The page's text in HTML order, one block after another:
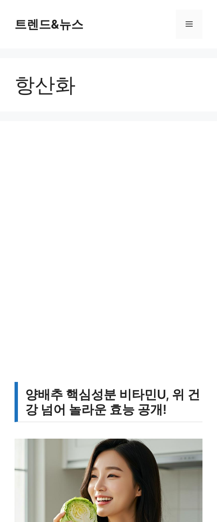
트렌드&뉴스 메
항산화
양배추 핵심성분 비타민U, 위 건
강 넘어 놀라운 효능 공개!